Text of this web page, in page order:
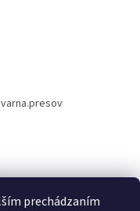
prechádzaním